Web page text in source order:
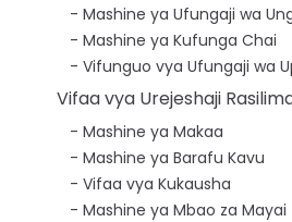
Mashine ya Ufungaji wa
Mashine ya Kufunga Chai
Vifunguo vya Ufungaji wa
Vifaa vya Urejeshaji
Mashine ya Makaa
Mashine ya Barafu Kavu
Vifaa vya Kukausha
Mashine ya Mbao za Mayai